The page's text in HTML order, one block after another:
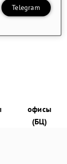
Telegram
офисы
(БЦ)